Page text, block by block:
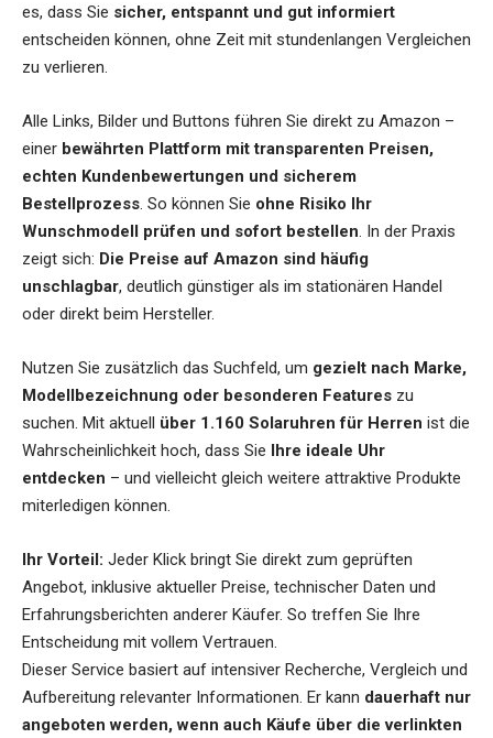
es, dass Sie sicher, entspannt und gut informiert
entscheiden können, ohne Zeit mit stundenlangen Vergleichen
zu verlieren.
Alle Links, Bilder und Buttons führen Sie direkt zu Amazon –
einer bewährten Plattform mit transparenten Preisen,
echten Kundenbewertungen und sicherem
Bestellprozess. So können Sie ohne Risiko Ihr
Wunschmodell prüfen und sofort bestellen. In der Praxis
zeigt sich: Die Preise auf Amazon sind häufig
unschlagbar, deutlich günstiger als im stationären Handel
oder direkt beim Hersteller.
Nutzen Sie zusätzlich das Suchfeld, um gezielt nach Marke,
Modellbezeichnung oder besonderen Features zu
suchen. Mit aktuell über 1.160 Solaruhren für Herren ist die
Wahrscheinlichkeit hoch, dass Sie Ihre ideale Uhr
entdecken – und vielleicht gleich weitere attraktive Produkte
miterledigen können.
Ihr Vorteil: Jeder Klick bringt Sie direkt zum geprüften
Angebot, inklusive aktueller Preise, technischer Daten und
Erfahrungsberichten anderer Käufer. So treffen Sie Ihre
Entscheidung mit vollem Vertrauen.
Dieser Service basiert auf intensiver Recherche, Vergleich und
Aufbereitung relevanter Informationen. Er kann dauerhaft nur
angeboten werden, wenn auch Käufe über die verlinkten